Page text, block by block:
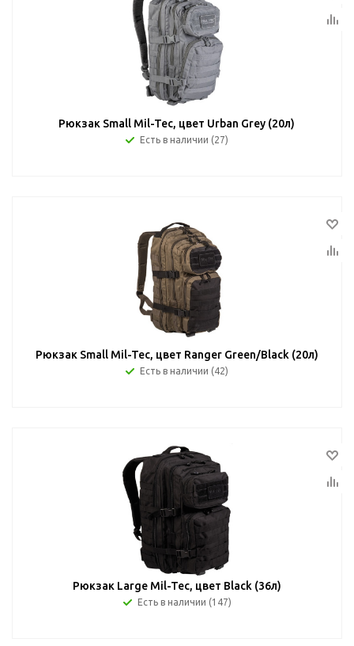
Рюкзак Small Mil-Tec, цвет Urban Grey (20л)
Есть в наличии (27)
Рюкзак Small Mil-Tec, цвет Ranger Green/Black (20л)
Есть в наличии (42)
Рюкзак Large Mil-Tec, цвет Black (36л)
Есть в наличии (147)